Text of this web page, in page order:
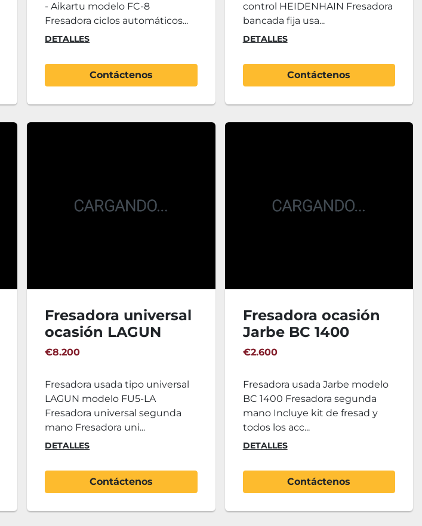
- Aikartu modelo FC-8
Fresadora ciclos automáticos...
DETALLES
Contáctenos
control HEIDENHAIN Fresadora
bancada fija usa...
DETALLES
Contáctenos
Fresadora universal
ocasión LAGUN
FU5-LA
€8.200
Fresadora usada tipo universal
LAGUN modelo FU5-LA
Fresadora universal segunda
mano Fresadora uni...
DETALLES
Contáctenos
Fresadora ocasión
Jarbe BC 1400
€2.600
Fresadora usada Jarbe modelo
BC 1400 Fresadora segunda
mano Incluye kit de fresad y
todos los acc...
DETALLES
Contáctenos